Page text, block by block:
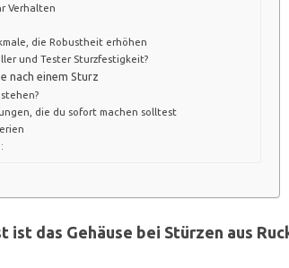
Verhalten
die Robustheit erhöhen
und Tester Sturzfestigkeit?
nach einem Sturz
die du sofort machen solltest
ist das Gehäuse bei Stürzen aus